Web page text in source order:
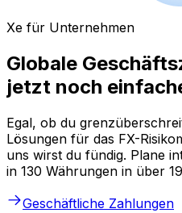
Xe für Unternehmen
Globale
jetzt noch
Egal, ob du
Lösungen für das FX-
uns wirst du fündig. Plane
in 130 Währungen in über
Geschäftliche Zahlungen